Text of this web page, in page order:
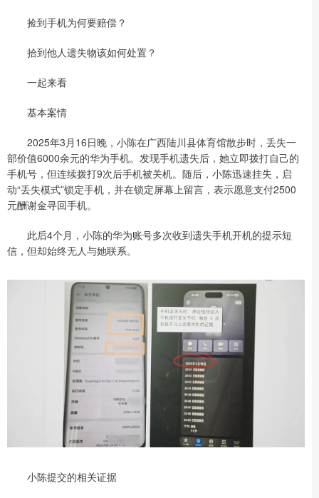
捡到手机为何要赔偿？
拾到他人遗失物该如何处置？
一起来看
基本案情
2025年3月16日晚，小陈在广西陆川县体育馆散步时，丢失一
部价值6000余元的华为手机。发现手机遗失后，她立即拨打自己的
手机号，但连续拨打9次后手机被关机。随后，小陈迅速挂失，启
动“丢失模式”锁定手机，并在锁定屏幕上留言，表示愿意支付2500
元酬谢金寻回手机。
此后4个月，小陈的华为账号多次收到遗失手机开机的提示短
信，但却始终无人与她联系。
小陈提交的相关证据